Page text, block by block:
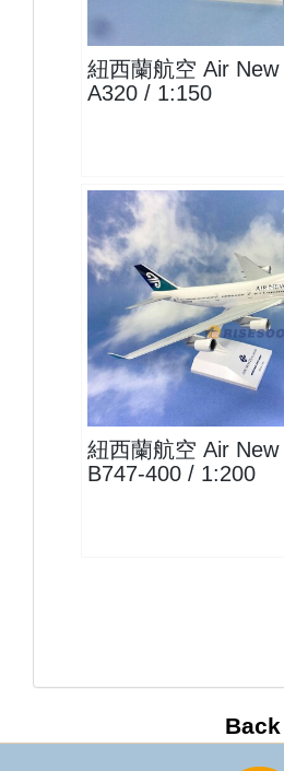
紐西蘭航空 Air
A320 / 1:150
ANZ20B744P04 $2000
紐西蘭航空 Air
B747-400 / 1:200